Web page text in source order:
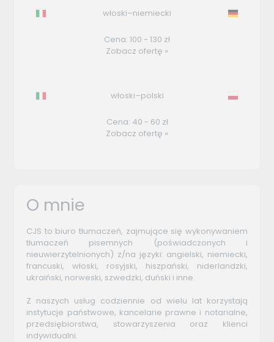
włoski–niemiecki
Cena: 100 - 130 zł
Zobacz ofertę »
włoski–polski
Cena: 40 - 60 zł
Zobacz ofertę »
O mnie
CJS to biuro tłumaczeń, zajmujące się wykonywaniem
tłumaczeń pisemnych (poświadczonych i
nieuwierzytelnionych) z/na języki: angielski, niemiecki,
francuski, włoski, rosyjski, hiszpański, niderlandzki,
ukraiński, norweski, szwedzki, duński i inne.
Z naszych usług codziennie od wielu lat korzystają
instytucje państwowe, kancelarie prawne i notarialne,
przedsiębiorstwa, stowarzyszenia oraz klienci
indywidualni.